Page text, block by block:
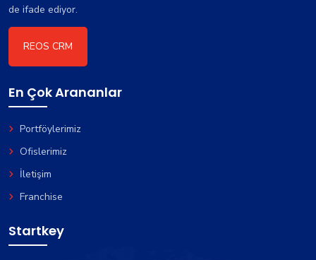
de ifade ediyor.
REOS CRM
En Çok Arananlar
Portföylerimiz
Ofislerimiz
İletişim
Franchise
Startkey